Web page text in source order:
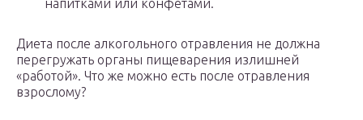
напитками или конфетами.
Диета после алкогольного отравления не должна
перегружать органы пищеварения излишней
«работой». Что же можно есть после отравления
взрослому?